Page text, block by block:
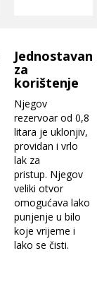
Jednostavan
za
korištenje
Njegov
rezervoar od 0,8
litara je uklonjiv,
providan i vrlo
lak za
pristup. Njegov
veliki otvor
omogućava lako
punjenje u bilo
koje vrijeme i
lako se čisti.